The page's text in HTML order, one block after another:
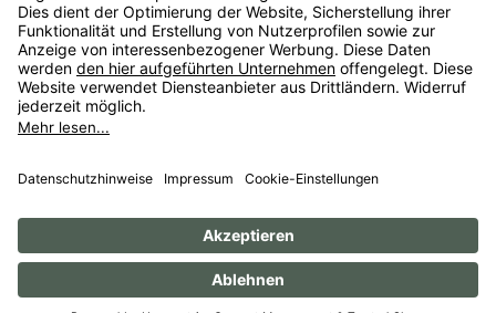
Service
Unternehmen
Alle Preise inkl. gesetzl. Mehrwertsteuer zzgl.
anders angegeben.
© 1956 - 2026 Gewürz- und Teehaus Schnorr - with
ImpressumAGBWiderrufsbelehrungenDatenschutz
Barrierefreiheit